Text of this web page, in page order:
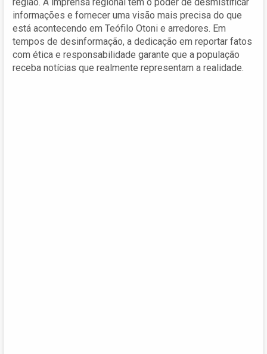
informações e fornecer uma visão mais precisa do que
está acontecendo em Teófilo Otoni e arredores. Em
tempos de desinformação, a dedicação em reportar fatos
com ética e responsabilidade garante que a população
receba notícias que realmente representam a realidade.